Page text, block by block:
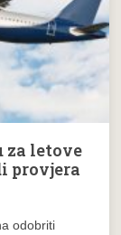
za letove
provjera
odobriti